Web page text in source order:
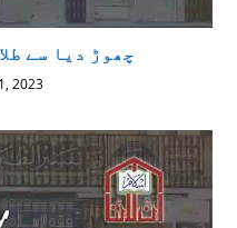
چھوڑ دیا سے
2023